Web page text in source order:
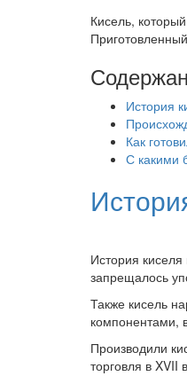
Кисель,
История
Как
С какими
История
запрещалось
Также кисель
компонентами,
Производили
торговля в